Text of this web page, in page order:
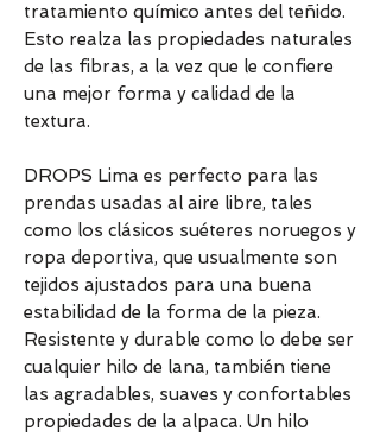
tratamiento químico antes del teñido.
Esto realza las propiedades naturales
de las fibras, a la vez que le confiere
una mejor forma y calidad de la
textura.
DROPS Lima es perfecto para las
prendas usadas al aire libre, tales
como los clásicos suéteres noruegos y
ropa deportiva, que usualmente son
tejidos ajustados para una buena
estabilidad de la forma de la pieza.
Resistente y durable como lo debe ser
cualquier hilo de lana, también tiene
las agradables, suaves y confortables
propiedades de la alpaca. Un hilo